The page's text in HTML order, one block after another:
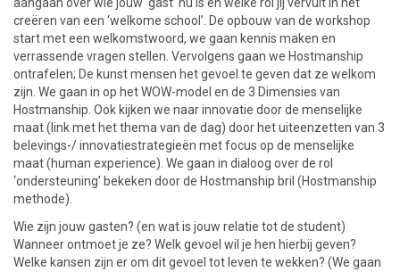
aangaan over wie jouw ‘gast’ nu is en welke rol jij vervult in het
creëren van een ‘welkome school’. De opbouw van de workshop
start met een welkomstwoord, we gaan kennis maken en
verrassende vragen stellen. Vervolgens gaan we Hostmanship
ontrafelen; De kunst mensen het gevoel te geven dat ze welkom
zijn. We gaan in op het WOW-model en de 3 Dimensies van
Hostmanship. Ook kijken we naar innovatie door de menselijke
maat (link met het thema van de dag) door het uiteenzetten van 3
belevings-/ innovatiestrategieën met focus op de menselijke
maat (human experience). We gaan in dialoog over de rol
‘ondersteuning’ bekeken door de Hostmanship bril (Hostmanship
methode).
Wie zijn jouw gasten? (en wat is jouw relatie tot de student)
Wanneer ontmoet je ze? Welk gevoel wil je hen hierbij geven?
Welke kansen zijn er om dit gevoel tot leven te wekken? (We gaan